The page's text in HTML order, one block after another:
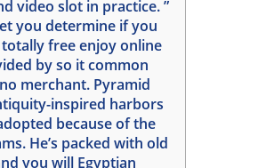
video slot in practice. ”
you determine if you
free enjoy online
by so it common
merchant. Pyramid
inspired harbors
because of the
He’s packed with old
you will Egyptian